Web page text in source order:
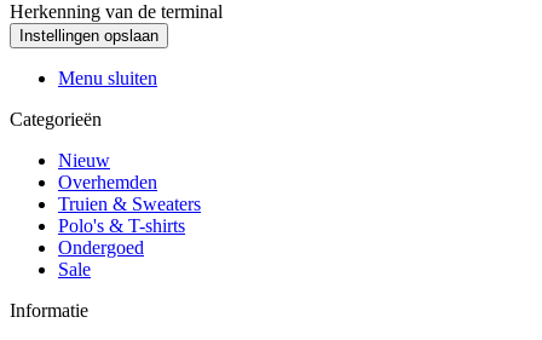
Herkenning van de terminal
Menu sluiten
Categorieën
Nieuw
Overhemden
Truien & Sweaters
Polo's & T-shirts
Ondergoed
Sale
Informatie